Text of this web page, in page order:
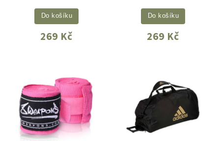
269 Kč
Do košíku
269 Kč
Do košíku